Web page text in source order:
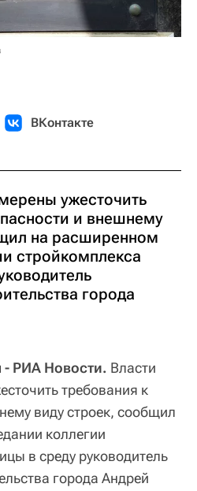
ВКонтакте
ужесточить
и внешнему
на расширенном
стройкомплекса
города
РИА Новости. Власти
требования к
виду строек, сообщил
коллегии
в среду руководитель
города Андрей